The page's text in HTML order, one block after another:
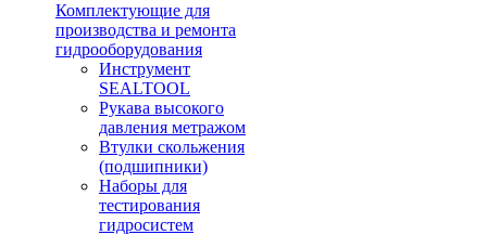
Комплектующие для
производства и ремонта
гидрооборудования
Инструмент
SEALTOOL
Рукава высокого
давления метражом
Втулки скольжения
(подшипники)
Наборы для
тестирования
гидросистем